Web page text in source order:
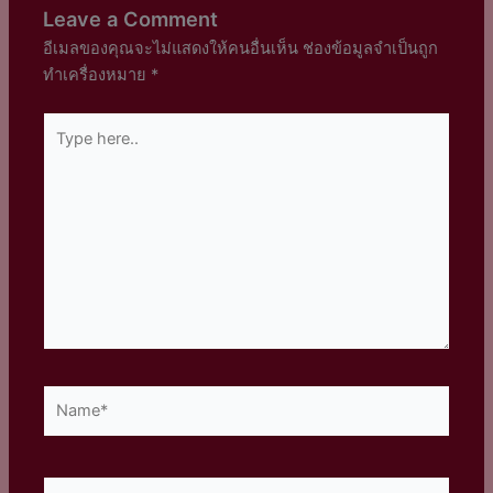
Leave a Comment
อีเมลของคุณจะไม่แสดงให้คนอื่นเห็น ช่องข้อมูลจำเป็นถูก
ทำเครื่องหมาย *
here..